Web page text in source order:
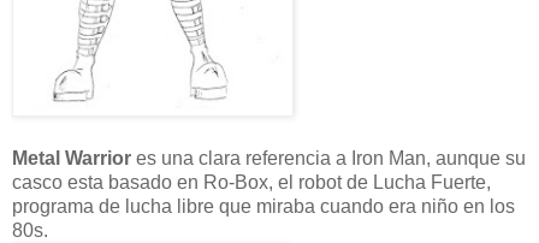
Metal Warrior es una clara referencia a Iron Man, aunque su
casco esta basado en Ro-Box, el robot de Lucha Fuerte,
programa de lucha libre que miraba cuando era niño en los
80s.